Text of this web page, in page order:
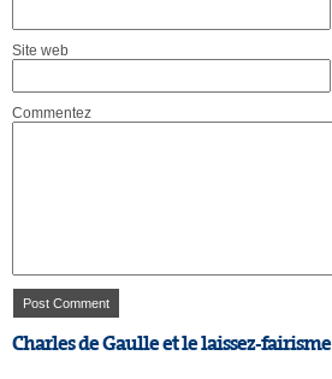
Site web
Commentez
Charles de Gaulle et le laissez-fairisme